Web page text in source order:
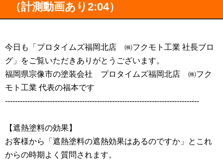
（計測動画あり2:04）
今日も「プロタイムズ福岡北店 ㈱フクモト工業 社長ブロ
グ」をご覧いただきありがとうございます。
福岡県宗像市の塗装会社 プロタイムズ福岡北店 ㈱フク
モト工業 代表の福本です
------------------------------------------------------------------------------
【遮熱塗料の効果】
お客様から「遮熱塗料の遮熱効果はあるのですか」とこれ
からの時期よく質問されます。